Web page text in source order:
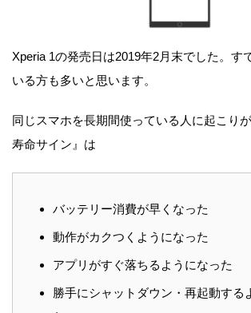
Xperia 1の発売日は2019年2月末でした。す
いる方も多いと思います。
同じスマホを長期間使っている人に起こり
寿命サイン』は
バッテリー消費が早くなった
動作がカクつくようになった
アプリがすぐ落ちるようになった
勝手にシャットダウン・再起動する